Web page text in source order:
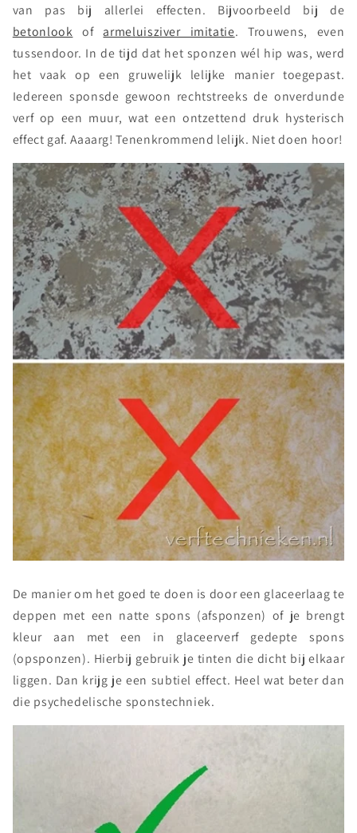
van pas bij allerlei effecten. Bijvoorbeeld bij de
betonlook of armeluisziver imitatie. Trouwens, even
tussendoor. In de tijd dat het sponzen wél hip was, werd
het vaak op een gruwelijk lelijke manier toegepast.
Iedereen sponsde gewoon rechtstreeks de onverdunde
verf op een muur, wat een ontzettend druk hysterisch
effect gaf. Aaaarg! Tenenkrommend lelijk. Niet doen hoor!
De manier om het goed te doen is door een glaceerlaag te
deppen met een natte spons (afsponzen) of je brengt
kleur aan met een in glaceerverf gedepte spons
(opsponzen). Hierbij gebruik je tinten die dicht bij elkaar
liggen. Dan krijg je een subtiel effect. Heel wat beter dan
die psychedelische sponstechniek.